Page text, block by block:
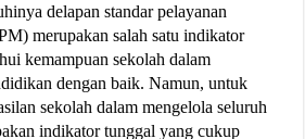
delapan standar pelayanan
merupakan salah satu indikator
kemampuan sekolah dalam
dengan baik. Namun, untuk
sekolah dalam mengelola seluruh
indikator tunggal yang cukup